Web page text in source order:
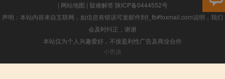
| 网站地图 | 疑难解答 陕ICP备0444552号
声明：本站内容来自互联网，如信息有错误可发邮件到f_fb#foxmail.com说明，我们
会及时纠正，谢谢
本站仅为个人兴趣爱好，不接盈利性广告及商业合作
小男孩